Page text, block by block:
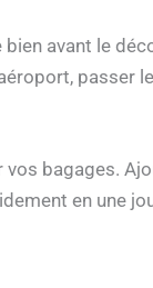
avant le
passer
vos bagages.
en une